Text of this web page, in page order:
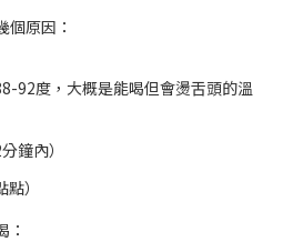
個原因：
92度，大概是能喝但會燙舌頭的溫
鐘內）
）
：